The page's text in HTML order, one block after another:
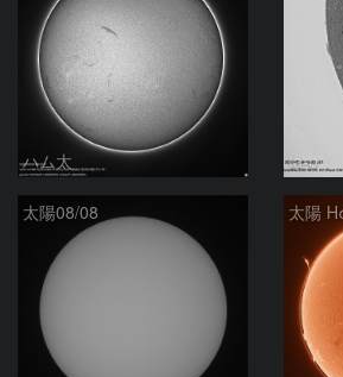
ハム太 ta-o
太陽08/08